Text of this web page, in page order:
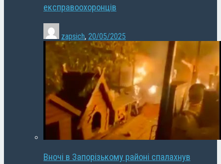
експравоохоронців
zapsich, 20/05/2025
Вночі в Запорізькому районі спалахнув